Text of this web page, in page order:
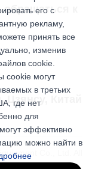
к
Китай
Co., Ltd. All
его с
рекламу,
принять все
изменив
cookie.
cookie могут
в третьих
где нет
для
эффективно
можно найти в